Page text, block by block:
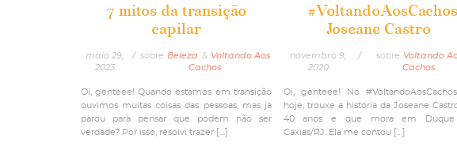
7 mitos da transição
capilar
maio 29,
2023
/ sobre Beleza & Voltando Aos
Cachos
Oi, genteee! Quando estamos em transição
ouvimos muitas coisas das pessoas, mas já
parou para pensar que podem não ser
verdade? Por isso, resolvi trazer […]
Joseane Castro
novembro 9,
2020
/ sobre Voltando
Cachos
Oi, genteee! No
hoje, trouxe a história da Joseane
40 anos e que mora em
Caxias/RJ. Ela me contou […]